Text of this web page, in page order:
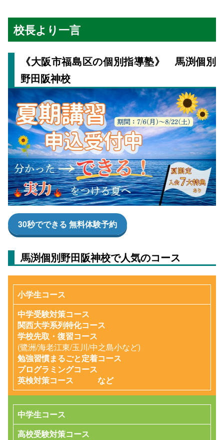
校長より一言
《大阪市福島区の個別指導塾》 馬渕個別
野田阪神校
30秒でできる 無料体験予約
馬渕個別野田阪神校で人気のコース
小学生コース
中学受験対策コース
関西大学系列特化コース
学校先取・復習コース
(鷺洲/海老江東/玉川/中之島小など)
勉強習慣まるごと定着コース
プログラミングコース
英検対策コース など
中学生コース
高校受験対策コース